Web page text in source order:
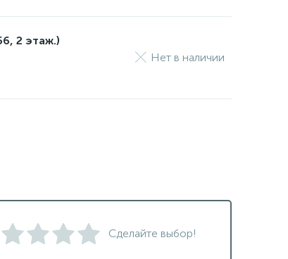
2 этаж.)
Нет в наличии
Сделайте выбор!